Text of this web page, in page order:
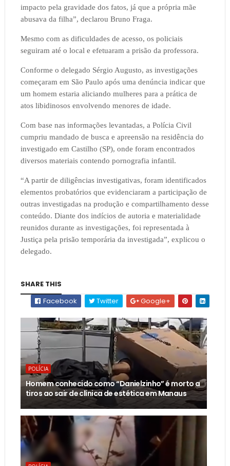
impacto pela gravidade dos fatos, já que a própria mãe
abusava da filha”, declarou Bruno Fraga.
Mesmo com as dificuldades de acesso, os policiais
seguiram até o local e efetuaram a prisão da professora.
Conforme o delegado Sérgio Augusto, as investigações
começaram em São Paulo após uma denúncia indicar que
um homem estaria aliciando mulheres para a prática de
atos libidinosos envolvendo menores de idade.
Com base nas informações levantadas, a Polícia Civil
cumpriu mandado de busca e apreensão na residência do
investigado em Castilho (SP), onde foram encontrados
diversos materiais contendo pornografia infantil.
“A partir de diligências investigativas, foram identificados
elementos probatórios que evidenciaram a participação de
outras investigadas na produção e compartilhamento desse
conteúdo. Diante dos indícios de autoria e materialidade
reunidos durante as investigações, foi representada à
Justiça pela prisão temporária da investigada”, explicou o
delegado.
SHARE THIS
Facebook
Twitter Google+
POLÍCIA
Homem conhecido como “Danielzinho” é morto a
tiros ao sair de clínica de estética em Manaus